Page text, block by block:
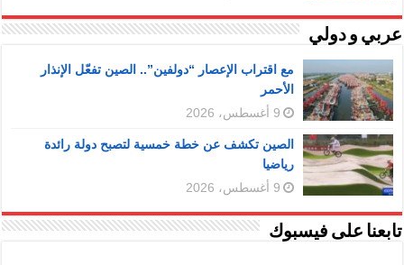
عربي و دولي
مع اقتراب الإعصار “دولفين”.. الصين تفعّل الإنذار
الأحمر
9 أغسطس، 2026
الصين تكشف عن خطة خمسية لتصبح دولة رائدة
رياضيا
9 أغسطس، 2026
تابعنا على فيسبوك